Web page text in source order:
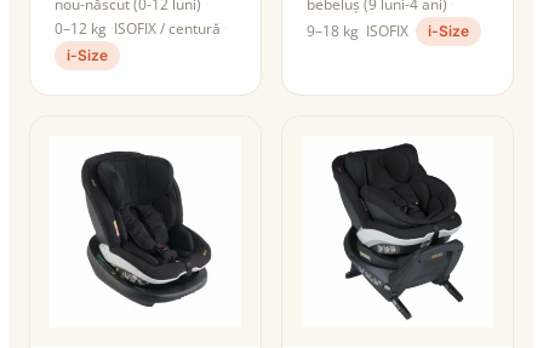
nou-născut (0-12 luni)
0–12 kg ISOFIX / centură
i-Size
bebeluș (9 luni-4 ani)
9–18 kg ISOFIX i-Size